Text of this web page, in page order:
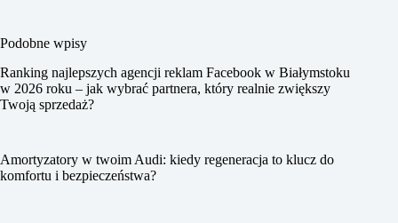
Podobne wpisy
Ranking najlepszych agencji reklam Facebook w Białymstoku
w 2026 roku – jak wybrać partnera, który realnie zwiększy
Twoją sprzedaż?
Amortyzatory w twoim Audi: kiedy regeneracja to klucz do
komfortu i bezpieczeństwa?